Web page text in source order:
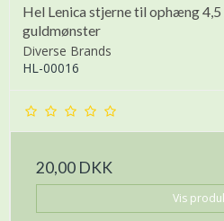
Hel Lenica stjerne til ophæng 4,5
guldmønster
Diverse Brands
HL-00016
20,00 DKK
Vis